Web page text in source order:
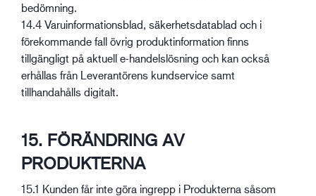
bedömning.
14.4 Varuinformationsblad, säkerhetsdatablad och i
förekommande fall övrig produktinformation finns
tillgängligt på aktuell e-handelslösning och kan också
erhållas från Leverantörens kundservice samt
tillhandahålls digitalt.
15. FÖRÄNDRING AV
PRODUKTERNA
15.1 Kunden får inte göra ingrepp i Produkterna såsom